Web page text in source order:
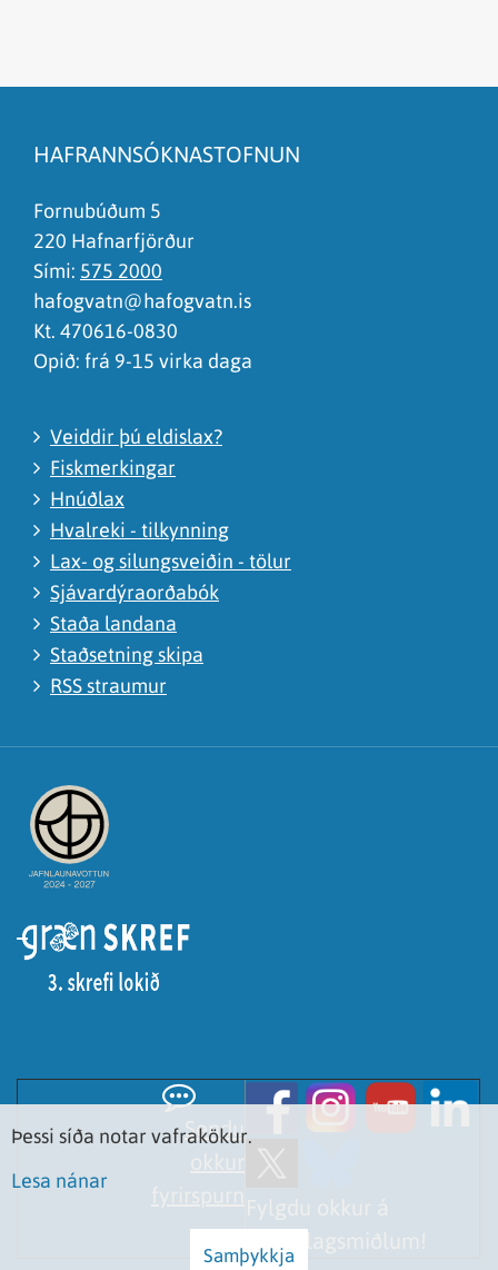
Það er of mikið efni á síðunni
Ég skil ekki efnið, finnst það of flókið
HAFRANNSÓKNASTOFNUN
Fornubúðum 5
220 Hafnarfjörður
Sími: 575 2000
hafogvatn@hafogvatn.is
Kt. 470616-0830
Opið: frá 9-15 virka daga
Veiddir þú eldislax?
Fiskmerkingar
Hnúðlax
Hvalreki - tilkynning
Lax- og silungsveiðin - tölur
Sjávardýraorðabók
Staða landana
Staðsetning skipa
RSS straumur
Sendu
Þessi síða notar vafrakökur.
Lesa nánar
Samþykkja